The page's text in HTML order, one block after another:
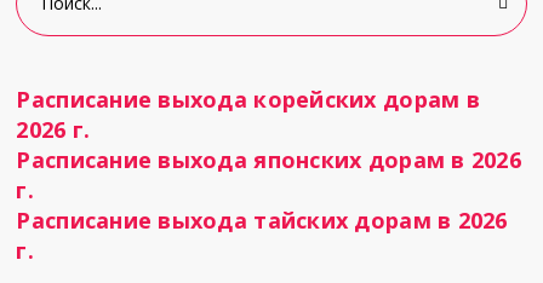
Расписание выхода корейских дорам в
2026 г.
Расписание выхода японских дорам в 2026
г.
Расписание выхода тайских дорам в 2026
г.